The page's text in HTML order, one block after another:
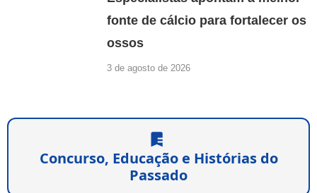
fonte de cálcio para fortalecer os
ossos
3 de agosto de 2026
Concurso, Educação e Histórias do
Passado